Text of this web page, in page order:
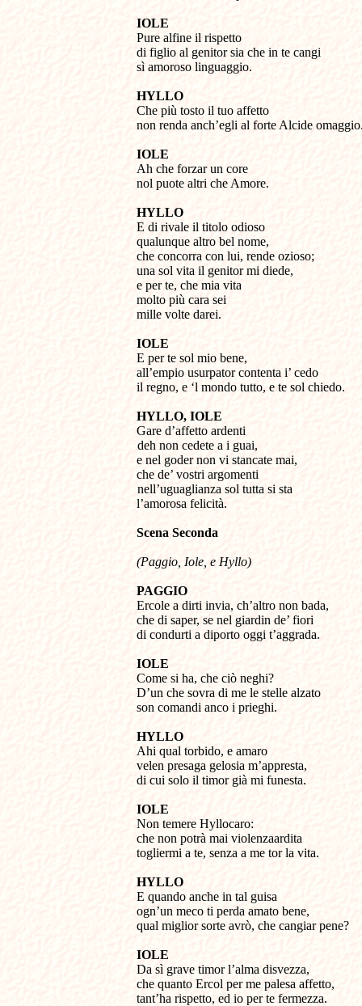
IOLE
Pure alfine il rispetto
di figlio al genitor sia che in te cangi
sì amoroso linguaggio.
HYLLO
Che più tosto il tuo affetto
non renda anch’egli al forte Alcide
IOLE
Ah che forzar un core
nol puote altri che Amore.
HYLLO
E di rivale il titolo odioso
qualunque altro bel nome,
che concorra con lui, rende ozioso;
una sol vita il genitor mi diede,
e per te, che mia vita
molto più cara sei
mille volte darei.
IOLE
E per te sol mio bene,
all’empio usurpator contenta i’ cedo
il regno, e ‘l mondo tutto, e te sol chiedo.
HYLLO, IOLE
Gare d’affetto ardenti
deh non cedete a i guai,
e nel goder non vi stancate mai,
che de’ vostri argomenti
nell’uguaglianza sol tutta si sta
l’amorosa felicità.
Scena Seconda
(Paggio, Iole, e Hyllo)
PAGGIO
Ercole a dirti invia, ch’altro non bada,
che di saper, se nel giardin de’ fiori
di condurti a diporto oggi t’aggrada.
IOLE
Come si ha, che ciò neghi?
D’un che sovra di me le stelle alzato
son comandi anco i prieghi.
HYLLO
Ahi qual torbido, e amaro
velen presaga gelosia m’appresta,
di cui solo il timor già mi funesta.
IOLE
Non temere Hyllocaro:
che non potrà mai violenzaardita
togliermi a te, senza a me tor la vita.
HYLLO
E quando anche in tal guisa
ogn’un meco ti perda amato bene,
qual miglior sorte avrò, che cangiar pene?
IOLE
Da sì grave timor l’alma disvezza,
che quanto Ercol per me palesa affetto,
tant’ha rispetto, ed io per te fermezza.